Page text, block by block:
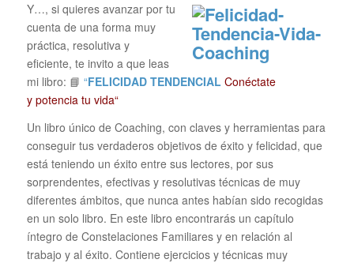
Y…, si quieres avanzar por tu
cuenta de una forma muy
práctica, resolutiva y
eficiente, te invito a que leas
mi libro: 📘 “FELICIDAD TENDENCIAL Conéctate
y potencia tu vida“
Un libro único de Coaching, con claves y herramientas para
conseguir tus verdaderos objetivos de éxito y felicidad, que
está teniendo un éxito entre sus lectores, por sus
sorprendentes, efectivas y resolutivas técnicas de muy
diferentes ámbitos, que nunca antes habían sido recogidas
en un solo libro. En este libro encontrarás un capítulo
íntegro de Constelaciones Familiares y en relación al
trabajo y al éxito. Contiene ejercicios y técnicas muy